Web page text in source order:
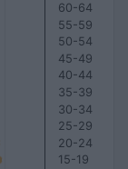
15-19
20-24
25-29
30-34
35-39
40-44
45-49
50-54
55-59
60-64